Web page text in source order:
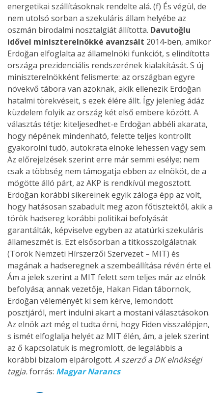
energetikai szállításoknak rendelte alá. (f) És végül, de
nem utolsó sorban a szekuláris állam helyébe az
oszmán birodalmi nosztalgiát állította. Davutoğlu
idővel miniszterelnökké avanzsált 2014-ben, amikor
Erdoğan elfoglalta az államelnöki funkciót, s elindította
országa prezidenciális rendszerének kialakítását. S új
miniszterelnökként felismerte: az országban egyre
növekvő tábora van azoknak, akik ellenezik Erdoğan
hatalmi törekvéseit, s ezek élére állt. Így jelenleg ádáz
küzdelem folyik az ország két első embere között. A
választás tétje: kiteljesedhet-e Erdoğan abbéli akarata,
hogy népének mindenható, felette teljes kontrollt
gyakorolni tudó, autokrata elnöke lehessen vagy sem.
Az előrejelzések szerint erre már semmi esélye; nem
csak a többség nem támogatja ebben az elnököt, de a
mögötte álló párt, az AKP is rendkívül megosztott.
Erdoğan korábbi sikereinek egyik záloga épp az volt,
hogy hatásosan szabadult meg azon főtisztektől, akik a
török hadsereg korábbi politikai befolyását
garantálták, képviselve egyben az atatürki szekuláris
állameszmét is. Ezt elsősorban a titkosszolgálatnak
(Török Nemzeti Hírszerzői Szervezet – MIT) és
magának a hadseregnek a szembeállítása révén érte el.
Ám a jelek szerint a MIT felett sem teljes már az elnök
befolyása; annak vezetője, Hakan Fidan tábornok,
Erdoğan véleményét ki sem kérve, lemondott
posztjáról, mert indulni akart a mostani választásokon.
Az elnök azt még el tudta érni, hogy Fiden visszalépjen,
s ismét elfoglalja helyét az MIT élén, ám, a jelek szerint
az ő kapcsolatuk is megromlott, de legalábbis a
korábbi bizalom elpárolgott. A szerző a DK elnökségi
tagja.forrás: Magyar Narancs